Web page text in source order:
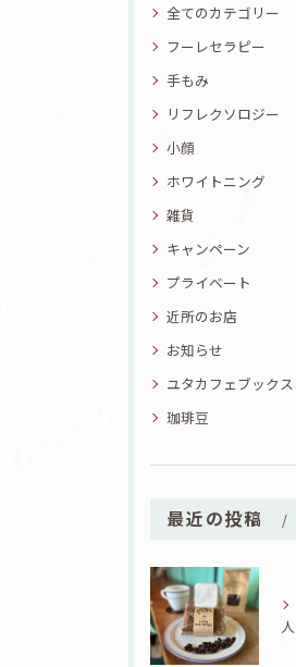
全てのカテゴリー
フーレセラピー
手もみ
リフレクソロジー
小顔
ホワイトニング
雑貨
キャンペーン
プライベート
近所のお店
お知らせ
ユタカフェブックス
珈琲豆
最近の投稿